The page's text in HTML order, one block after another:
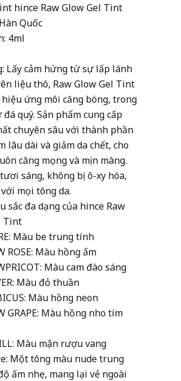
hince Raw Glow Gel Tint
Quốc
4ml
Lấy cảm hứng từ sự lấp lánh
liệu thô, Raw Glow Gel Tint
ứng môi căng bóng, trong
quý. Sản phẩm cung cấp
chuyên sâu với thành phần
lâu dài và giảm da chết, cho
căng mọng và mịn màng.
sáng, không bị ô-xy hóa,
mọi tông da.
sắc đa dạng của hince Raw
Tint
Màu be trung tính
ROSE: Màu hồng ấm
Màu cam đào sáng
Màu đỏ thuần
Màu hồng neon
GRAPE: Màu hồng nho tím
Màu mận rượu vang
Một tông màu nude trung
ấm nhẹ, mang lại vẻ ngoài